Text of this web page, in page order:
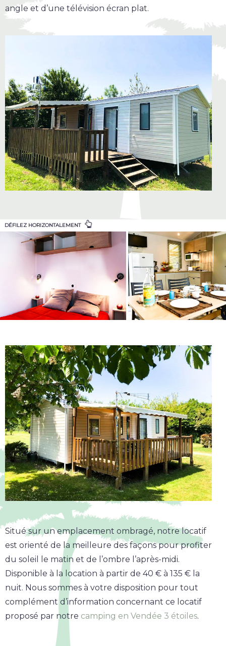
angle et d’une télévision écran plat.
DÉFILEZ HORIZONTALEMENT
Situé sur un emplacement ombragé, notre locatif
est orienté de la meilleure des façons pour profiter
du soleil le matin et de l’ombre l’après-midi.
Disponible à la location à partir de 40 € à 135 € la
nuit. Nous sommes à votre disposition pour tout
complément d’information concernant ce locatif
proposé par notre camping en Vendée 3 étoiles.